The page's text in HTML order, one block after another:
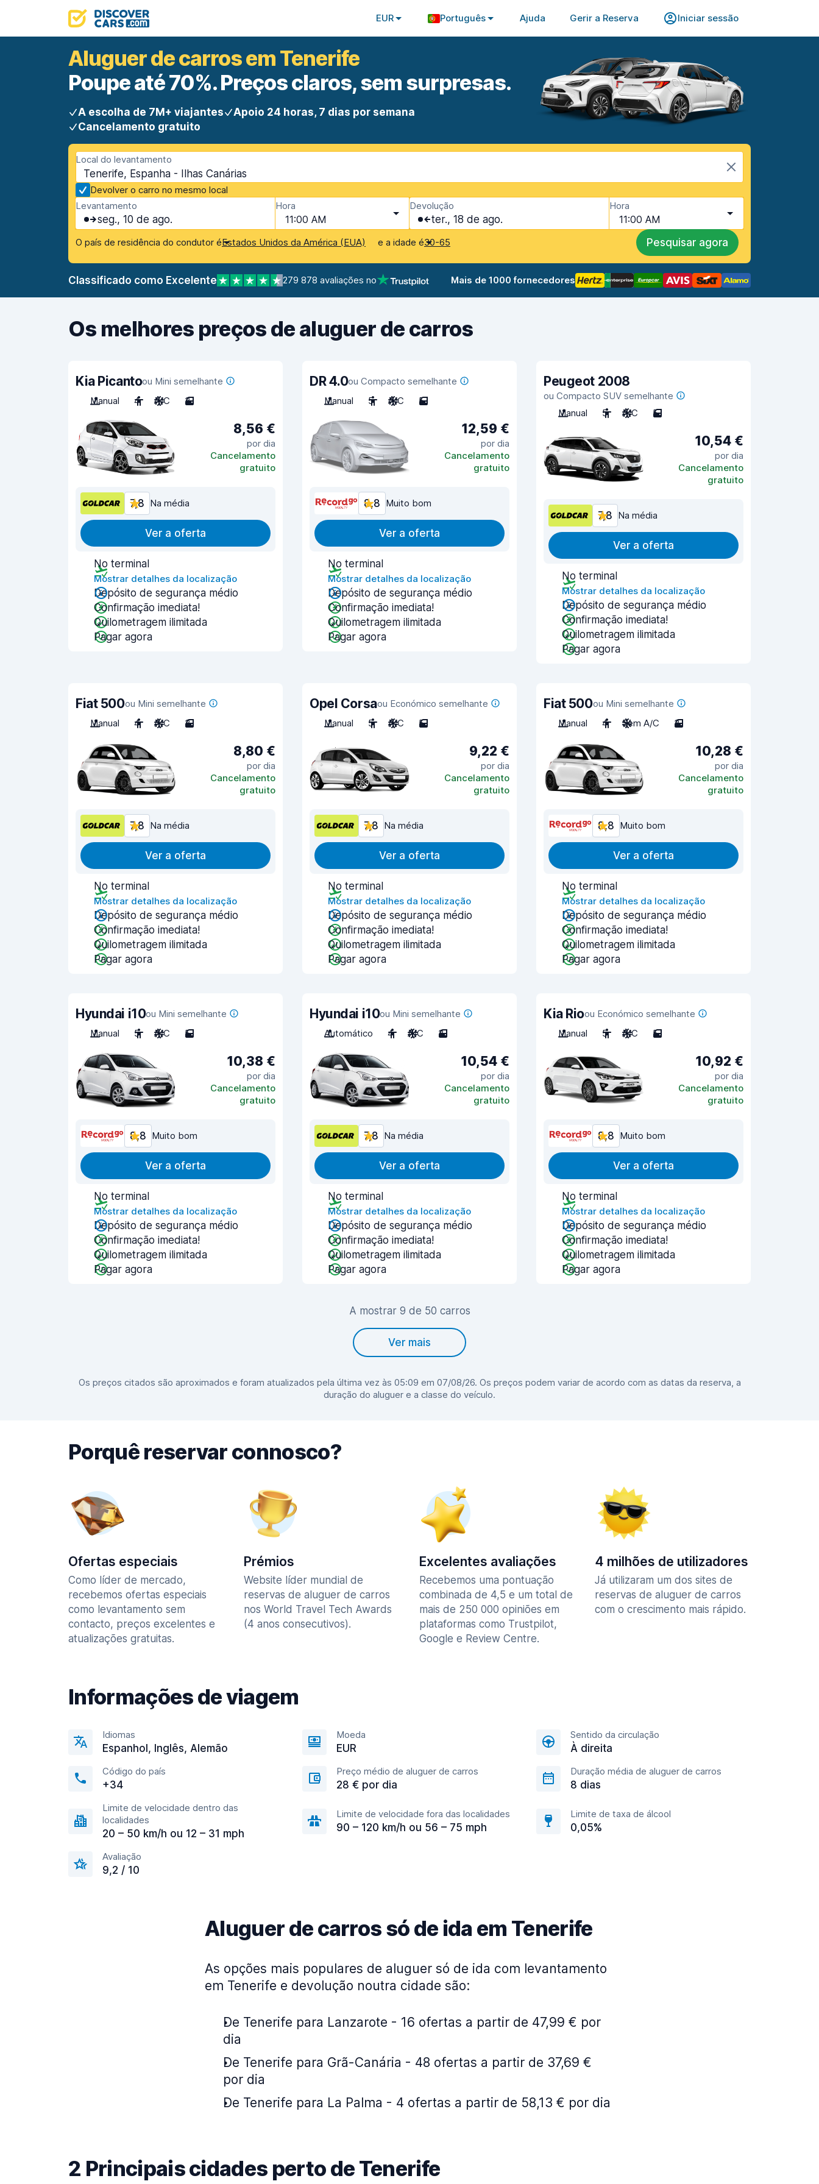
EUR Português Ajuda Gerir a Reserva Iniciar sessão
Aluguer de carros em Tenerife
Poupe até 70%. Preços claros, sem surpresas.
A escolha de 7M+ viajantes
Apoio 24 horas, 7 dias por semana
Cancelamento gratuito
Local do levantamento
Tenerife, Espanha - Ilhas Canárias
Devolver o carro no mesmo local
Levantamento
seg., 10 de ago.
Hora
11:00 AM
Devolução
ter., 18 de ago.
Hora
11:00 AM
O país de residência do condutor éEstados Unidos da América (EUA) e a idade é30-65 Pesquisar agora
Classificado como Excelente 279 878 avaliações no Mais de 1000 fornecedores
Os melhores preços de aluguer de carros
Kia Picantoou Mini semelhante
Manual
4 A/C 3
8,56 €
por dia
Cancelamento
gratuito
7,8 Na média
Ver a oferta
No terminal
Mostrar detalhes da localização
Depósito de segurança médio
Confirmação imediata!
Quilometragem ilimitada
Pagar agora
DR 4.0ou Compacto semelhante
Manual
5 A/C 5
12,59 €
por dia
Cancelamento
gratuito
8,8 Muito bom
Ver a oferta
No terminal
Mostrar detalhes da localização
Depósito de segurança médio
Confirmação imediata!
Quilometragem ilimitada
Pagar agora
Peugeot 2008
ou Compacto SUV semelhante
Manual
5 A/C 5
10,54 €
por dia
Cancelamento
gratuito
7,8 Na média
Ver a oferta
No terminal
Mostrar detalhes da localização
Depósito de segurança médio
Confirmação imediata!
Quilometragem ilimitada
Pagar agora
Fiat 500ou Mini semelhante
Manual
4 A/C 3
8,80 €
por dia
Cancelamento
gratuito
7,8 Na média
Ver a oferta
No terminal
Mostrar detalhes da localização
Depósito de segurança médio
Confirmação imediata!
Quilometragem ilimitada
Pagar agora
Opel Corsaou Económico semelhante
Manual
5 A/C 5
9,22 €
por dia
Cancelamento
gratuito
7,8 Na média
Ver a oferta
No terminal
Mostrar detalhes da localização
Depósito de segurança médio
Confirmação imediata!
Quilometragem ilimitada
Pagar agora
Fiat 500ou Mini semelhante
Manual
4 Sem A/C 3
10,28 €
por dia
Cancelamento
gratuito
8,8 Muito bom
Ver a oferta
No terminal
Mostrar detalhes da localização
Depósito de segurança médio
Confirmação imediata!
Quilometragem ilimitada
Pagar agora
Hyundai i10ou Mini semelhante
Manual
5 A/C 5
10,38 €
por dia
Cancelamento
gratuito
8,8 Muito bom
Ver a oferta
No terminal
Mostrar detalhes da localização
Depósito de segurança médio
Confirmação imediata!
Quilometragem ilimitada
Pagar agora
Hyundai i10ou Mini semelhante
Automático
4 A/C 3
10,54 €
por dia
Cancelamento
gratuito
7,8 Na média
Ver a oferta
No terminal
Mostrar detalhes da localização
Depósito de segurança médio
Confirmação imediata!
Quilometragem ilimitada
Pagar agora
Kia Rioou Económico semelhante
Manual
5 A/C 5
10,92 €
por dia
Cancelamento
gratuito
8,8 Muito bom
Ver a oferta
No terminal
Mostrar detalhes da localização
Depósito de segurança médio
Confirmação imediata!
Quilometragem ilimitada
Pagar agora
A mostrar 9 de 50 carros
Ver mais
Os preços citados são aproximados e foram atualizados pela última vez às 05:09 em 07/08/26. Os preços podem variar de acordo com as datas da reserva, a
duração do aluguer e a classe do veículo.
Porquê reservar connosco?
Ofertas especiais
Como líder de mercado,
recebemos ofertas especiais
como levantamento sem
contacto, preços excelentes e
atualizações gratuitas.
Prémios
Website líder mundial de
reservas de aluguer de carros
nos World Travel Tech Awards
(4 anos consecutivos).
Excelentes avaliações
Recebemos uma pontuação
combinada de 4,5 e um total de
mais de 250 000 opiniões em
plataformas como Trustpilot,
Google e Review Centre.
4 milhões de utilizadores
Já utilizaram um dos sites de
reservas de aluguer de carros
com o crescimento mais rápido.
Informações de viagem
Idiomas
Espanhol, Inglês, Alemão
Moeda
EUR
Sentido da circulação
À direita
Código do país
+34
Preço médio de aluguer de carros
28 € por dia
Duração média de aluguer de carros
8 dias
Limite de velocidade dentro das
localidades
20 – 50 km/h ou 12 – 31 mph
Limite de velocidade fora das localidades
90 – 120 km/h ou 56 – 75 mph
Limite de taxa de álcool
0,05%
Avaliação
9,2 / 10
Aluguer de carros só de ida em Tenerife
As opções mais populares de aluguer só de ida com levantamento
em Tenerife e devolução noutra cidade são:
De Tenerife para Lanzarote - 16 ofertas a partir de 47,99 € por
dia
De Tenerife para Grã-Canária - 48 ofertas a partir de 37,69 €
por dia
De Tenerife para La Palma - 4 ofertas a partir de 58,13 € por dia
2 Principais cidades perto de Tenerife